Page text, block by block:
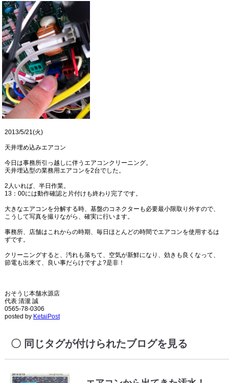
2013/5/21(火)
天井埋め込みエアコン
今日は事務所引っ越しに伴うエアコンクリーニング。
天井埋込型の業務用エアコンを2台でした。
2人いれば、半日作業。
13：00には動作確認と片付けも終わり完了です。
大きなエアコンを分解する時、基盤のコネクターも必要最小限取り外すので、
こうして写真を撮りながら、確実に行います。
事務所、店舗はこれからの時期、毎日ほとんどの時間でエアコンを使用するは
ずです。
クリーニングすると、汚れも落ちて、空気が新鮮になり、効きも良くなって、
節電も出来て、良い事だらけですよ?是非！
おそうじ本舗水源店
代表 清瀧 誠
0565-78-0306
posted by KetaiPost
同じタグが付けられたブログを見る